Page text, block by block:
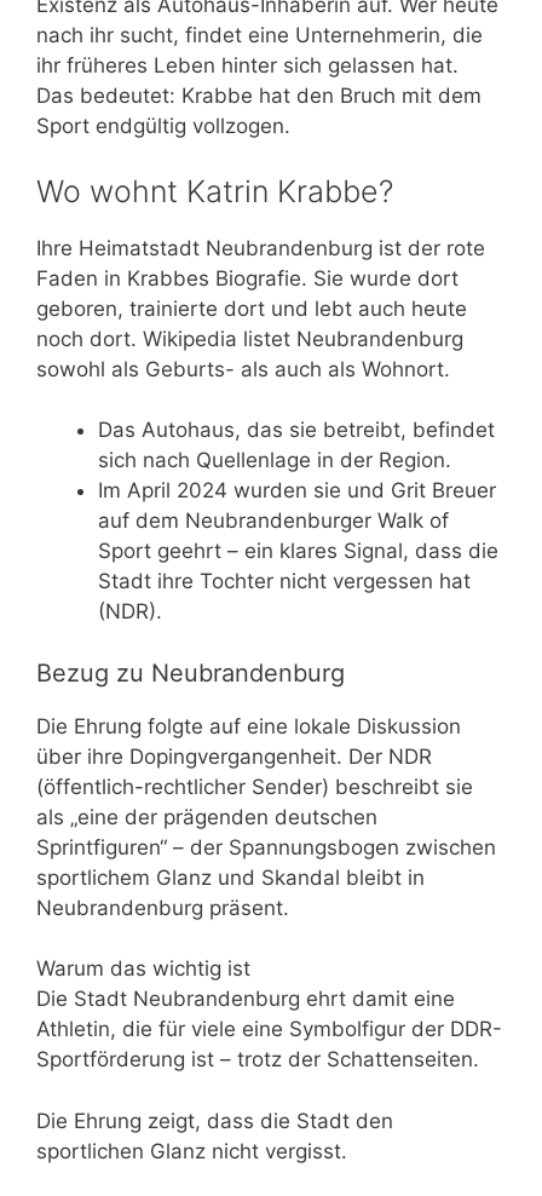
Existenz als Autohaus-Inhaberin auf. Wer heute
nach ihr sucht, findet eine Unternehmerin, die
ihr früheres Leben hinter sich gelassen hat.
Das bedeutet: Krabbe hat den Bruch mit dem
Sport endgültig vollzogen.
Wo wohnt Katrin Krabbe?
Ihre Heimatstadt Neubrandenburg ist der rote
Faden in Krabbes Biografie. Sie wurde dort
geboren, trainierte dort und lebt auch heute
noch dort. Wikipedia listet Neubrandenburg
sowohl als Geburts- als auch als Wohnort.
Das Autohaus, das sie betreibt, befindet
sich nach Quellenlage in der Region.
Im April 2024 wurden sie und Grit Breuer
auf dem Neubrandenburger Walk of
Sport geehrt – ein klares Signal, dass die
Stadt ihre Tochter nicht vergessen hat
(NDR).
Bezug zu Neubrandenburg
Die Ehrung folgte auf eine lokale Diskussion
über ihre Dopingvergangenheit. Der NDR
(öffentlich-rechtlicher Sender) beschreibt sie
als „eine der prägenden deutschen
Sprintfiguren“ – der Spannungsbogen zwischen
sportlichem Glanz und Skandal bleibt in
Neubrandenburg präsent.
Warum das wichtig ist
Die Stadt Neubrandenburg ehrt damit eine
Athletin, die für viele eine Symbolfigur der DDR-
Sportförderung ist – trotz der Schattenseiten.
Die Ehrung zeigt, dass die Stadt den
sportlichen Glanz nicht vergisst.